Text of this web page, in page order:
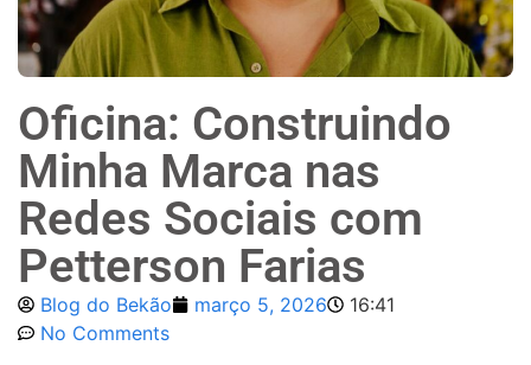
Oficina: Construindo
Minha Marca nas
Redes Sociais com
Petterson Farias
Blog do Bekão março 5, 2026
16:41
No Comments